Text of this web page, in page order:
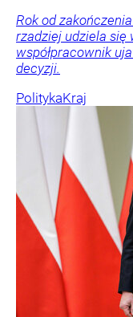
Rok od
rzadziej udziela się
współpracownik
decyzji.
PolitykaKraj